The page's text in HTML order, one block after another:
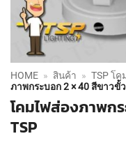
HOME » สินค้า » TSP โ
ภาพกระบอก 2 × 40 สีขาวขั้ว
โคมไฟส่องภาพกร
TSP